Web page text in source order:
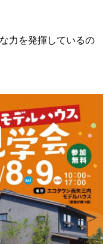
力を発揮しているの